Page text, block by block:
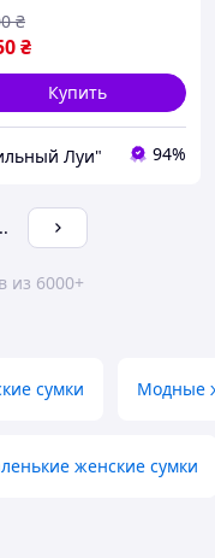
₴
₴
Купить
Луи" 94%
из 6000+
сумки Модные
женские сумки